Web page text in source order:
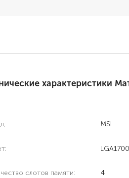
характеристики
MSI
LGA1700
слотов памяти: 4